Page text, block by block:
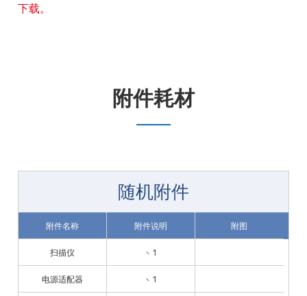
下载。
附件耗材
随机附件
附件名称 附件说明 附图
扫描仪 × 1
电源适配器 × 1